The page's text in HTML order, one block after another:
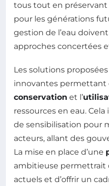
tous tout en préservant
pour les générations
gestion de l’eau
approches concertées
Les solutions
innovantes permettant
conservation et l’
ressources en eau.
de sensibilisation pour
acteurs, allant des
La mise en place d’une
ambitieuse permettrait
actuels et d’offrir un